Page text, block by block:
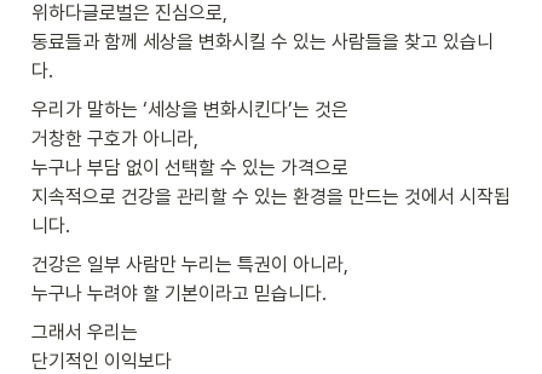
위하다글로벌은 진심으로,
동료들과 함께 세상을 변화시킬 수 있는 사람들을 찾고 있습니
다.
우리가 말하는 ‘세상을 변화시킨다’는 것은
거창한 구호가 아니라,
누구나 부담 없이 선택할 수 있는 가격으로
지속적으로 건강을 관리할 수 있는 환경을 만드는 것에서 시작됩
니다.
건강은 일부 사람만 누리는 특권이 아니라,
누구나 누려야 할 기본이라고 믿습니다.
그래서 우리는
단기적인 이익보다